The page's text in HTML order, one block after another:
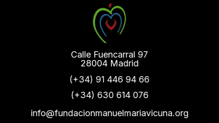
Calle Fuencarral 97
28004 Madrid
(+34) 91 446 94 66
(+34) 630 614 076
info@fundacionmanuelmariavicuna.org